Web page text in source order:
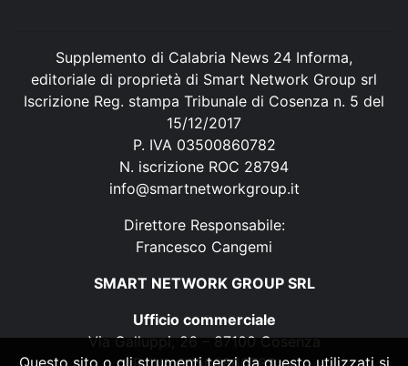
Supplemento di Calabria News 24 Informa,
editoriale di proprietà di Smart Network Group srl
Iscrizione Reg. stampa Tribunale di Cosenza n. 5 del
15/12/2017
P. IVA 03500860782
N. iscrizione ROC 28794
info@smartnetworkgroup.it
Direttore Responsabile:
Francesco Cangemi
SMART NETWORK GROUP SRL
Ufficio commerciale
Via Galluppi, 26 – 87100 Cosenza
Questo sito o gli strumenti terzi da questo utilizzati si